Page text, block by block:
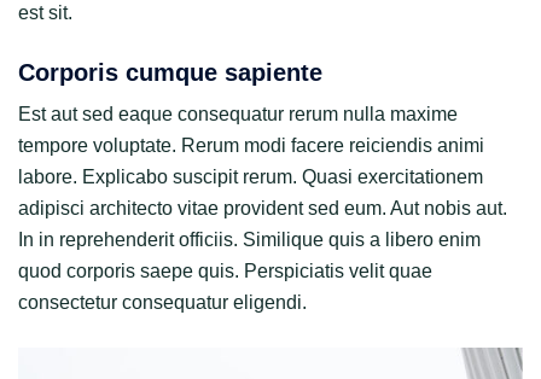
est sit.
Corporis cumque sapiente
Est aut sed eaque consequatur rerum nulla maxime
tempore voluptate. Rerum modi facere reiciendis animi
labore. Explicabo suscipit rerum. Quasi exercitationem
adipisci architecto vitae provident sed eum. Aut nobis aut.
In in reprehenderit officiis. Similique quis a libero enim
quod corporis saepe quis. Perspiciatis velit quae
consectetur consequatur eligendi.